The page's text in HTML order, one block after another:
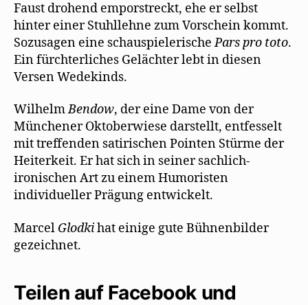
Faust drohend emporstreckt, ehe er selbst
hinter einer Stuhllehne zum Vorschein kommt.
Sozusagen eine schauspielerischePars pro toto.
Ein fürchterliches Gelächter lebt in diesen
Versen Wedekinds.
WilhelmBendow, der eine Dame von der
Münchener Oktoberwiese darstellt, entfesselt
mit treffenden satirischen Pointen Stürme der
Heiterkeit. Er hat sich in seiner sachlich-
ironischen Art zu einem Humoristen
individueller Prägung entwickelt.
Marcel Glodkihat einige gute Bühnenbilder
gezeichnet.
Teilen auf Facebook und